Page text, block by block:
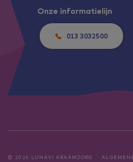
Onze informatielijn
013 3032500
© 2026 LUNAVI KRAAMZORG